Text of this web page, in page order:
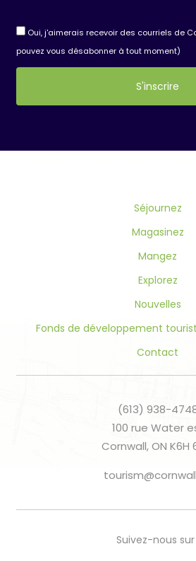
Oui, j'aimerais recevoir des courriels de
pouvez vous désabonner à tout moment)
Séjournez
Magasinez
Mangez
Explorez
Nouvelles
Fonds de développement
Contact
(613) 938-
100 rue Water
Cornwall, ON K6H
Suivez-nous sur